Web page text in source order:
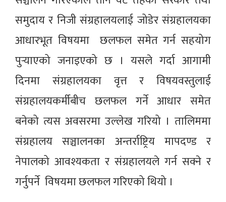
समुदाय र निजी संग्रहालयलाई जोडेर संग्रहालयका
आधारभूत विषयमा छलफल समेत गर्न सहयोग
पुर्‍याएको जनाइएको छ । यसले गर्दा आगामी
दिनमा संग्रहालयका वृत्त र विषयवस्तुलाई
संग्रहालयकर्मीबीच छलफल गर्ने आधार समेत
बनेको त्यस अवसरमा उल्लेख गरियो । तालिममा
संग्रहालय सञ्चालनका अन्तर्राष्ट्रिय मापदण्ड र
नेपालको आवश्यकता र संग्रहालयले गर्न सक्ने र
गर्नुपर्ने विषयमा छलफल गरिएको थियो ।